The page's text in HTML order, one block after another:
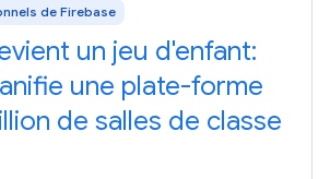
de Firebase
un jeu d'enfant:
une plate-forme
de salles de classe